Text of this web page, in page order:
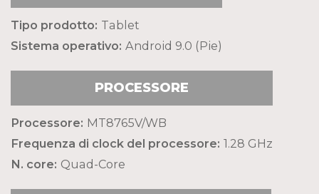
Tipo prodotto: Tablet
Sistema operativo: Android 9.0 (Pie)
PROCESSORE
Processore: MT8765V/WB
Frequenza di clock del processore: 1.28 GHz
N. core: Quad-Core